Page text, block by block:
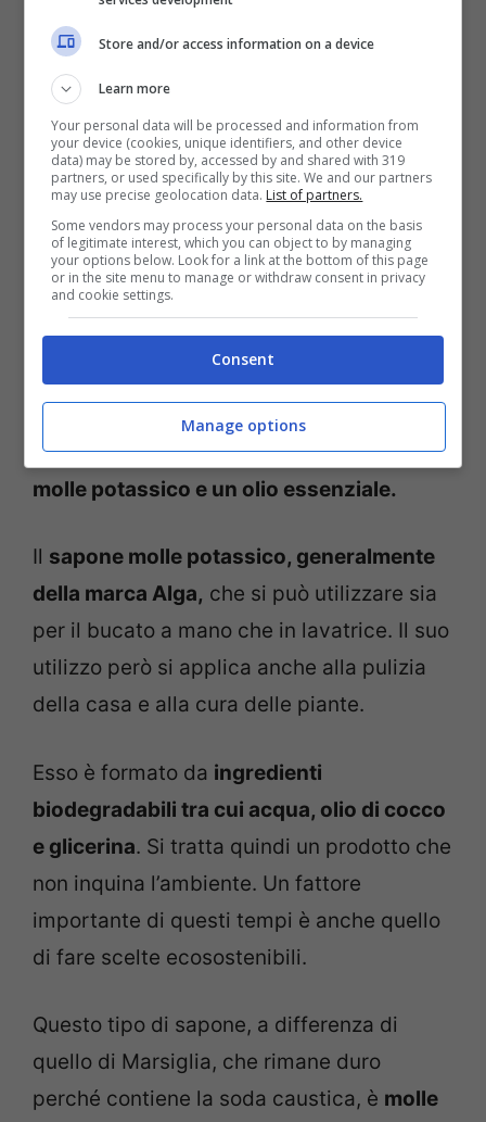
scarico.
Alcuni optano per degli igienizzanti in gel
da applicare dentro al wc che anche
qualora si dovessero staccare non
causerebbero danno allo scarico perché si
sciolgono in acqua.
Ma se non vogliamo adoperare prodotti
chimici possiamo scegliere un sistema
molto piùeconomico ed ecologicoche
possiamo realizzare da sole. Quello di cui
avremo bisogno in questo caso è ilsapone
molle potassico e un olio essenziale.
Il sapone molle potassico, generalmente
della marca Alga, che si può utilizzare sia
per il bucato a mano che in lavatrice. Il suo
utilizzo però si applica anche alla pulizia
della casa e alla cura delle piante.
Esso è formato da ingredienti
biodegradabili tra cui acqua, olio di cocco
e glicerina. Si tratta quindi un prodotto che
non inquina l’ambiente. Un fattore
importante di questi tempi è anche quello
di fare scelte ecosostenibili.
Questo tipo di sapone, a differenza di
quello di Marsiglia, che rimane duro
perché contiene la soda caustica, è molle
Store and/or access information on a device
Learn more
Your personal data will be processed and information from
your device (cookies, unique identifiers, and other device
data) may be stored by, accessed by and shared with 319
partners, or used specifically by this site. We and our partners
may use precise geolocation data. List of partners.
Some vendors may process your personal data on the basis
of legitimate interest, which you can object to by managing
your options below. Look for a link at the bottom of this page
or in the site menu to manage or withdraw consent in privacy
and cookie settings.
Consent
Manage options